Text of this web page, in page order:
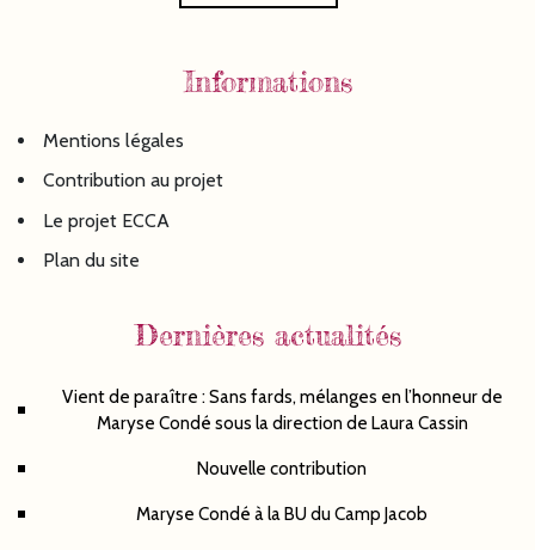
Informations
Mentions légales
Contribution au projet
Le projet ECCA
Plan du site
Dernières actualités
Vient de paraître : Sans fards, mélanges en l’honneur de
Maryse Condé sous la direction de Laura Cassin
Nouvelle contribution
Maryse Condé à la BU du Camp Jacob